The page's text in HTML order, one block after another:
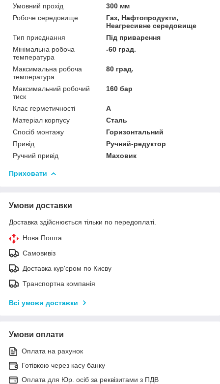
Умовний прохід
300 мм
Робоче середовище
Газ, Нафтопродукти,
Неагресивне середовище
Тип приєднання
Під приварення
Мінімальна робоча
температура
-60 град.
Максимальна робоча
температура
80 град.
Максимальний робочий
тиск
160 бар
Клас герметичності
А
Матеріал корпусу
Сталь
Спосіб монтажу
Горизонтальний
Привід
Ручний-редуктор
Ручний привід
Маховик
Приховати
Умови доставки
Доставка здійснюється тільки по передоплаті.
Нова Пошта
Самовивіз
Доставка кур'єром по Києву
Транспортна компанія
Всі умови доставки
Умови оплати
Оплата на рахунок
Готівкою через касу банку
Оплата для Юр. осіб за реквізитами з ПДВ